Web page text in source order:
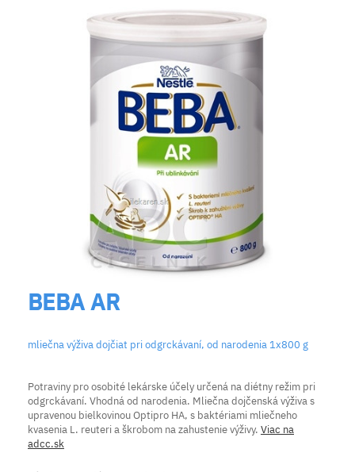
BEBA AR
mliečna výživa dojčiat pri odgrckávaní, od narodenia 1x800 g
Potraviny pro osobité lekárske účely určená na diétny režim pri
odgrckávaní. Vhodná od narodenia. Mliečna dojčenská výživa s
upravenou bielkovinou Optipro HA, s baktériami mliečneho
kvasenia L. reuteri a škrobom na zahustenie výživy. Viac na
adcc.sk